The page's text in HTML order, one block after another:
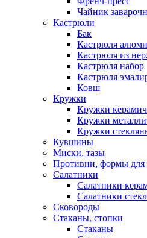
Чайник
Кастрюли
Бак
Кастрюля
Кастрюля из
Кастрюля набор
Кастрюля
Ковш
Кружки
Кружки
Кружки
Кружки
Кувшины
Миски, тазы
Противни, формы для
Салатники
Салатники
Салатники
Сковороды
Стаканы, стопки
Стаканы